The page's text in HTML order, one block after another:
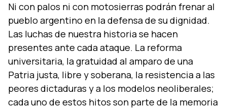
Ni con palos ni con motosierras podrán frenar al
pueblo argentino en la defensa de su dignidad.
Las luchas de nuestra historia se hacen
presentes ante cada ataque. La reforma
universitaria, la gratuidad al amparo de una
Patria justa, libre y soberana, la resistencia a las
peores dictaduras y a los modelos neoliberales;
cada uno de estos hitos son parte de la memoria